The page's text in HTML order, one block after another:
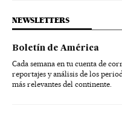
NEWSLETTERS
Boletín de América
Cada semana en tu cuenta de
reportajes y análisis de los
más relevantes del continente.